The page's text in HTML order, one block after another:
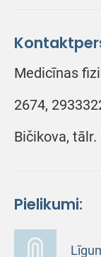
Medicīnas
2674,
Bičikova,
Pielikumi: